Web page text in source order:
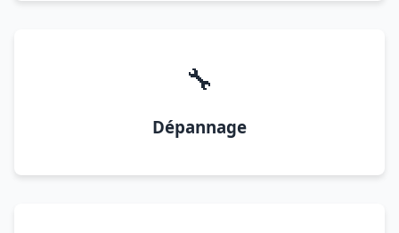
🔧
Dépannage